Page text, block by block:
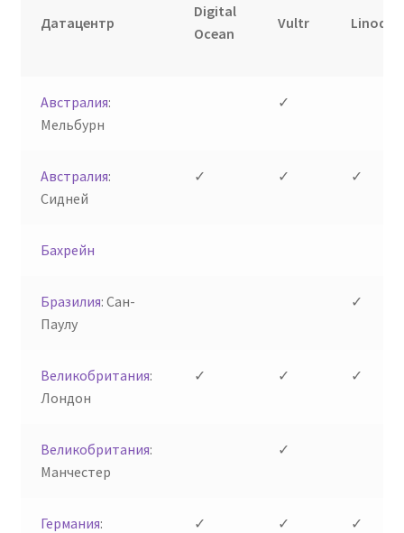
Датацентр
Digital
Ocean
Vultr Linode
Австралия:
Мельбурн
✓
Австралия:
Сидней
✓ ✓ ✓
Бахрейн
Бразилия: Сан-
Паулу
✓
Великобритания:
Лондон
✓ ✓ ✓
Великобритания:
Манчестер
✓
Германия:
✓ ✓ ✓